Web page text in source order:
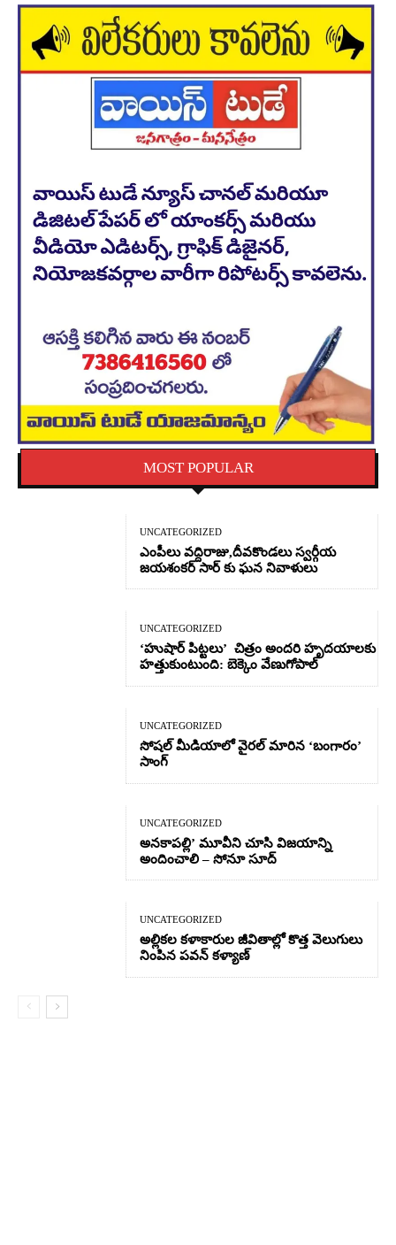
MOST POPULAR
UNCATEGORIZED
ఎంపీలు వద్దిరాజు,దీవకొండలు స్వర్గీయ
జయశంకర్ సార్ కు ఘన నివాళులు
UNCATEGORIZED
‘హుషార్‌ పిట్టలు’ చిత్రం అందరి హృదయాలకు
హత్తుకుంటుంది: బెక్కెం వేణుగోపాల్‌
UNCATEGORIZED
సోషల్ మీడియాలో వైరల్ మారిన ‘బంగారం’
సాంగ్
UNCATEGORIZED
అనకాపల్లి’ మూవీని చూసి విజయాన్ని
అందించాలి – సోనూ సూద్
UNCATEGORIZED
అల్లికల కళాకారుల జీవితాల్లో కొత్త వెలుగులు
నింపిన పవన్ కళ్యాణ్